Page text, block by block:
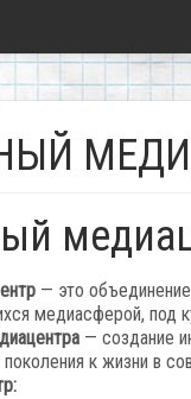
— это
медиасферой, под
— создание
поколения к жизни в